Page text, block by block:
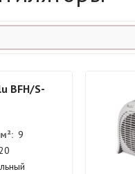
BFH/S-
9